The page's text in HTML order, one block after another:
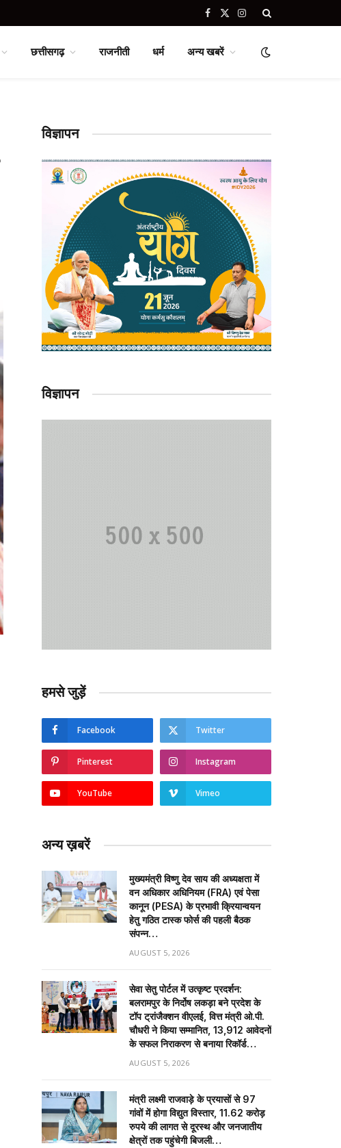
Facebook
X
Instagram
छत्तीसगढ़ राजनीती धर्म अन्य खबरें
विज्ञापन
विज्ञापन
हमसे जुड़ें
Facebook Twitter
Pinterest Instagram
YouTube Vimeo
अन्य ख़बरें
मुख्यमंत्री विष्णु देव साय की अध्यक्षता में
वन अधिकार अधिनियम (FRA) एवं पेसा
कानून (PESA) के प्रभावी क्रियान्वयन
हेतु गठित टास्क फोर्स की पहली बैठक
संपन्न…
AUGUST 5, 2026
सेवा सेतु पोर्टल में उत्कृष्ट प्रदर्शन:
बलरामपुर के निर्दोष लकड़ा बने प्रदेश के
टॉप ट्रांजैक्शन वीएलई, वित्त मंत्री ओ.पी.
चौधरी ने किया सम्मानित, 13,912 आवेदनों
के सफल निराकरण से बनाया रिकॉर्ड…
AUGUST 5, 2026
मंत्री लक्ष्मी राजवाड़े के प्रयासों से 97
गांवों में होगा विद्युत विस्तार, 11.62 करोड़
रुपये की लागत से दूरस्थ और जनजातीय
क्षेत्रों तक पहुंचेगी बिजली…